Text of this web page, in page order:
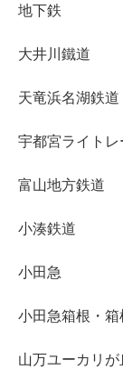
地下鉄
大井川鐵道
天竜浜名湖鉄道
宇都宮ライトレ
富山地方鉄道
小湊鉄道
小田急
小田急箱根・
山万ユーカリが